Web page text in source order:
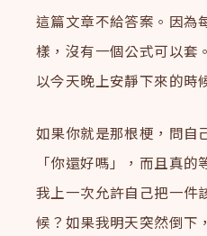
這篇文章不給答案。因為
樣，沒有一個公式可以套
以今天晚上安靜下來的時
如果你就是那根梗，問自
「你還好嗎」，而且真
我上一次允許自己把一件
候？如果我明天突然倒下